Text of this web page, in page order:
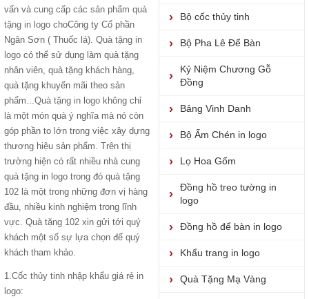
vấn và cung cấp các sản phẩm quà
tặng in logo choCông ty Cổ phần
Ngân Sơn ( Thuốc lá). Quà tặng in
logo có thể sử dụng làm quà tặng
nhân viên, quà tặng khách hàng,
quà tặng khuyến mãi theo sản
phẩm...Quà tặng in logo không chỉ
là một món quà ý nghĩa mà nó còn
góp phần to lớn trong việc xây dựng
thương hiệu sản phẩm. Trên thị
trường hiện có rất nhiều nhà cung
quà tặng in logo trong đó quà tặng
102 là một trong những đơn vị hàng
đầu, nhiều kinh nghiệm trong lĩnh
vực. Quà tặng 102 xin gửi tới quý
khách một số sự lựa chọn để quý
khách tham khảo.
1.Cốc thủy tinh nhập khẩu giá rẻ in
logo:
Bộ cốc thủy tinh
Bộ Pha Lê Để Bàn
Kỷ Niệm Chương Gỗ
Đồng
Bảng Vinh Danh
Bộ Ấm Chén in logo
Lọ Hoa Gốm
Đồng hồ treo tường in
logo
Đồng hồ để bàn in logo
Khẩu trang in logo
Quà Tặng Mạ Vàng